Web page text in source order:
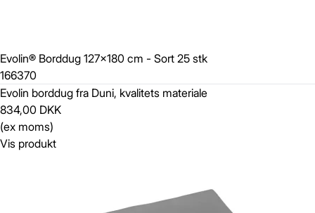
Evolin® Borddug 127x180 cm - Sort 25 stk
166370
Evolin borddug fra Duni, kvalitets materiale
834,00 DKK
(ex moms)
Vis produkt